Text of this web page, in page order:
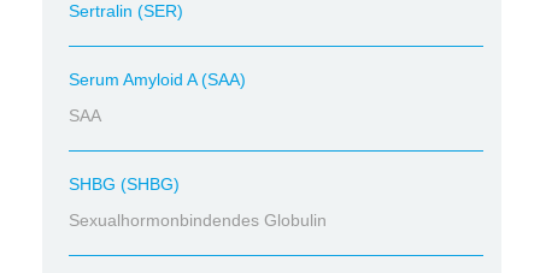
Sertralin (SER)
Serum Amyloid A (SAA)
SAA
SHBG (SHBG)
Sexualhormonbindendes Globulin